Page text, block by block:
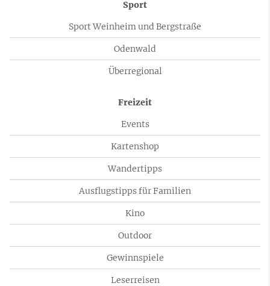
Sport
Sport Weinheim und Bergstraße
Odenwald
Überregional
Freizeit
Events
Kartenshop
Wandertipps
Ausflugstipps für Familien
Kino
Outdoor
Gewinnspiele
Leserreisen